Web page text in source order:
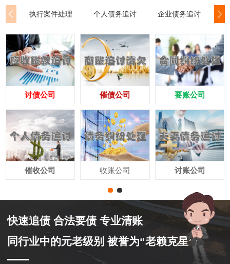
执行案件处理 个人债务追讨 企业债务追讨
讨债公司
催收公司
催债公司
收账公司
要账公司
讨账公司
快速追债 合法要债 专业清账
同行业中的元老级别 被誉为“老赖克星”